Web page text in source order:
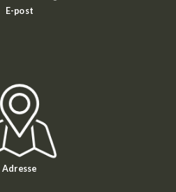
E-post
Adresse